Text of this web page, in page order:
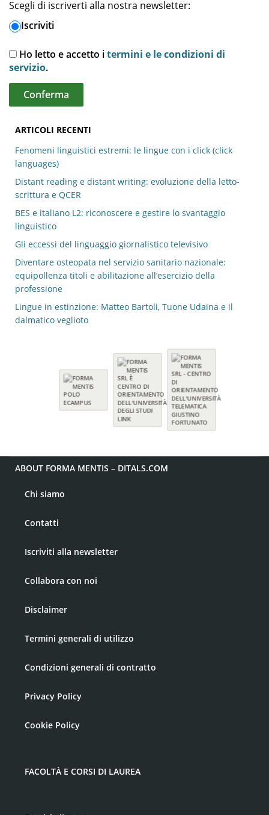
Scegli di iscriverti alla nostra newsletter:
Iscriviti
Ho letto e accetto itermini e le condizioni di
servizio.
ARTICOLI RECENTI
Fenomeni linguistici estremi: le lingue con i click (click
languages)
Distant reading e distant writing: evoluzione della letto-
scrittura e QCER
BES e italiano L2: riconoscere e gestire lo svantaggio
linguistico
Gli eccessi del linguaggio giornalistico televisivo
Diventare osteopata nel servizio sanitario nazionale:
equipollenza titoli e abilitazione all’esercizio della
professione
Lingue in estinzione: Matteo Bartoli, Tuone Udaina e il
dalmatico veglioto
ABOUT FORMA MENTIS – DITALS.COM
Chi siamo
Contatti
Iscriviti alla newsletter
Collabora con noi
Disclaimer
Termini generali di utilizzo
Condizioni generali di contratto
Privacy Policy
Cookie Policy
FACOLTÀ E CORSI DI LAUREA